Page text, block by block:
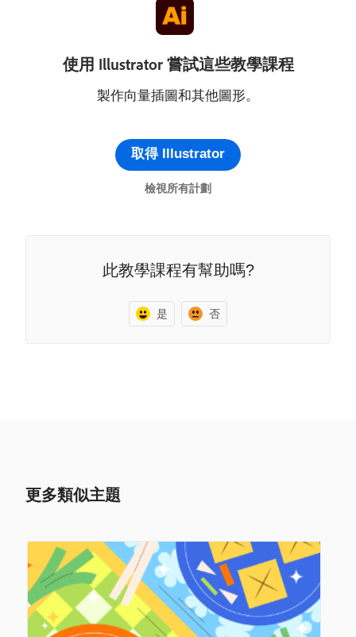
使用 Illustrator 嘗試這些教學課程
製作向量插圖和其他圖形。
取得 Illustrator
檢視所有計劃
此教學課程有幫助嗎?
是 否
更多類似主題